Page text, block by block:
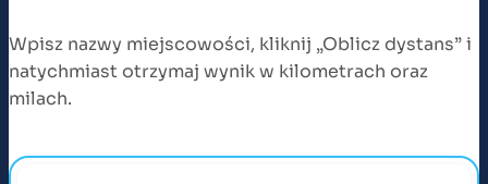
Wpisz nazwy miejscowości, kliknij „Oblicz dystans” i
natychmiast otrzymaj wynik w kilometrach oraz
milach.